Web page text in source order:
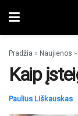
Pradžia » Naujienos »
Kaip
Paulius Liškauskas